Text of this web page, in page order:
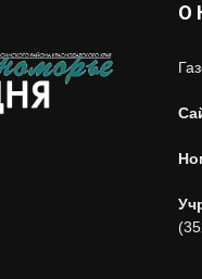
О